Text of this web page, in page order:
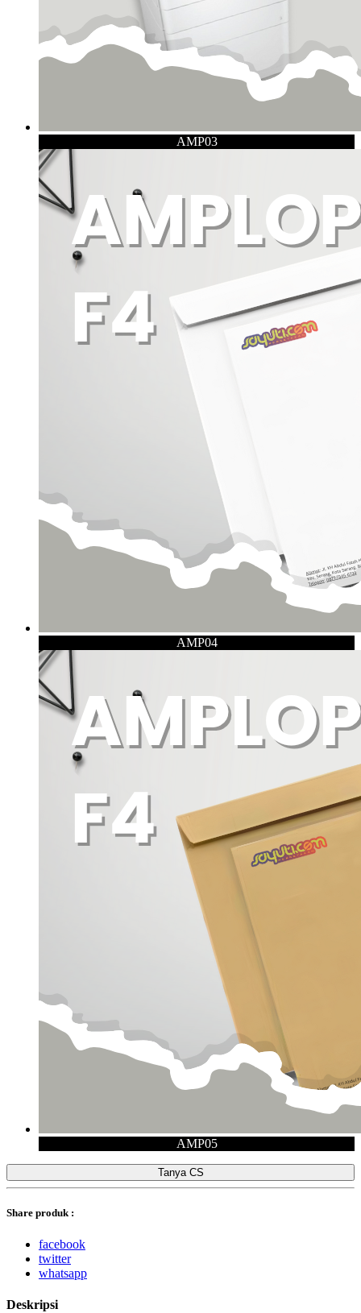
AMP03
AMP04
AMP05
Tanya CS
Share produk :
facebook
twitter
whatsapp
Deskripsi